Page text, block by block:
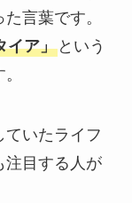
言葉です。
イア」という
ていたライフ
注目する人が